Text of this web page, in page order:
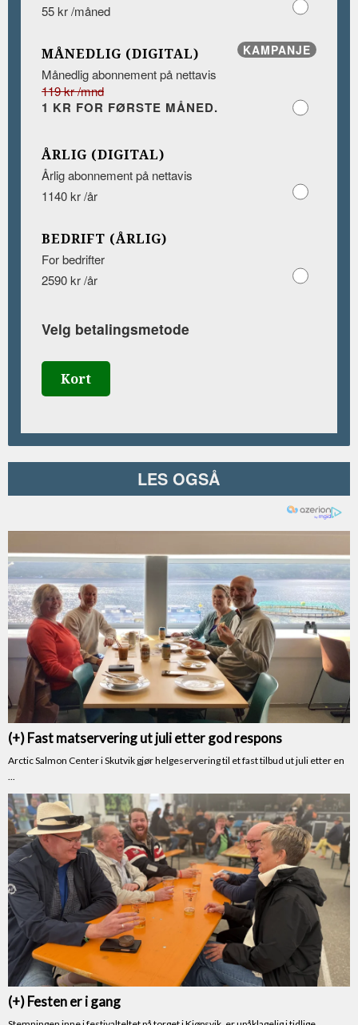
55 kr /måned
KAMPANJE
MÅNEDLIG (DIGITAL)
Månedlig abonnement på nettavis
119 kr /mnd
1 KR FOR FØRSTE MÅNED.
ÅRLIG (DIGITAL)
Årlig abonnement på nettavis
1140 kr /år
BEDRIFT (ÅRLIG)
For bedrifter
2590 kr /år
Velg betalingsmetode
Kort
LES OGSÅ